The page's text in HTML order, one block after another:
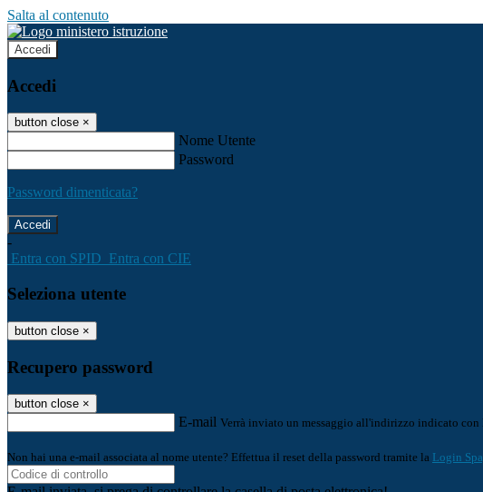
Salta al contenuto
Accedi
Accedi
button close ×
Nome Utente
Password
Password dimenticata?
-
Entra con SPID Entra con CIE
Seleziona utente
button close ×
Recupero password
button close ×
E-mail Verrà inviato un messaggio all'indirizzo indicato con
Non hai una e-mail associata al nome utente? Effettua il reset della password tramite la Login